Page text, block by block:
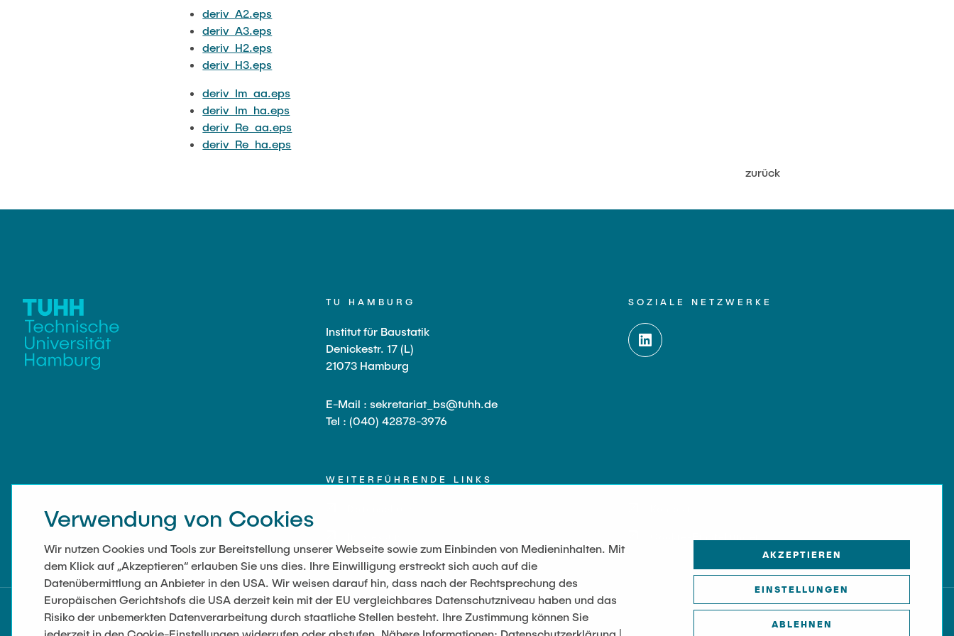
deriv_A2.eps
deriv_A3.eps
deriv_H2.eps
deriv_H3.eps
deriv_Im_aa.eps
deriv_Im_ha.eps
deriv_Re_aa.eps
deriv_Re_ha.eps
zurück
TU HAMBURG
Institut für Baustatik
Denickestr. 17 (L)
21073 Hamburg
E-Mail : sekretariat_bs@tuhh.de
Tel : (040) 42878-3976
SOZIALE NETZWERKE
WEITERFÜHRENDE LINKS
Verwendung von Cookies
Wir nutzen Cookies und Tools zur Bereitstellung unserer Webseite sowie zum Einbinden von Medieninhalten. Mit
dem Klick auf „Akzeptieren“ erlauben Sie uns dies. Ihre Einwilligung erstreckt sich auch auf die
Datenübermittlung an Anbieter in den USA. Wir weisen darauf hin, dass nach der Rechtsprechung des
Europäischen Gerichtshofs die USA derzeit kein mit der EU vergleichbares Datenschutzniveau haben und das
Risiko der unbemerkten Datenverarbeitung durch staatliche Stellen besteht. Ihre Zustimmung können Sie
AKZEPTIEREN
EINSTELLUNGEN
ABLEHNEN